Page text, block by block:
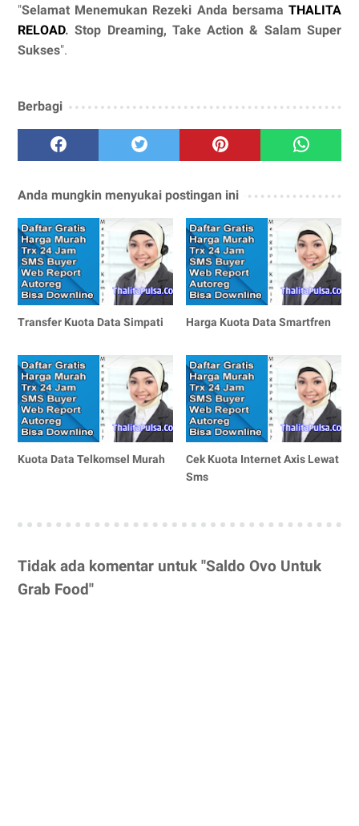
"Selamat Menemukan Rezeki Anda bersama THALITA
RELOAD. Stop Dreaming, Take Action & Salam Super
Sukses".
Berbagi
Anda mungkin menyukai postingan ini
Transfer Kuota Data Simpati Harga Kuota Data Smartfren
Kuota Data Telkomsel Murah
Cek Kuota Internet Axis Lewat
Sms
Tidak ada komentar untuk "Saldo Ovo Untuk
Grab Food"